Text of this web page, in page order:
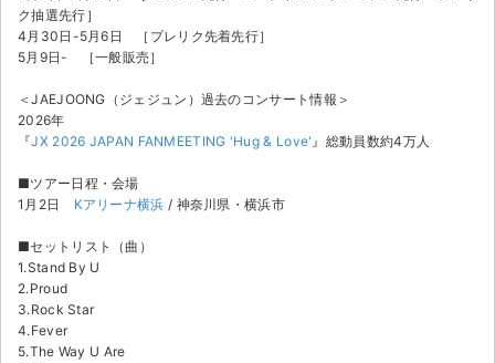
特定商取引法に基づく表記
不正転売禁止法について
チケットジャムの取り組み
ク抽選先行］
4月30日-5月6日 ［プレリク先着先行］
5月9日- ［一般販売］
＜JAEJOONG（ジェジュン）過去のコンサート情報＞
2026年
『JX 2026 JAPAN FANMEETING 'Hug & Love'』総動員数約4万人
■ツアー日程・会場
1月2日 Kアリーナ横浜 / 神奈川県・横浜市
■セットリスト（曲）
1.Stand By U
2.Proud
3.Rock Star
4.Fever
5.The Way U Are